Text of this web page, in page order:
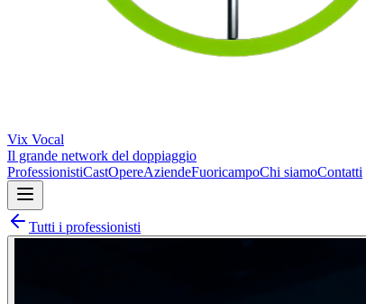
Vix Vocal
Il grande network del doppiaggio
ProfessionistiCastOpereAziendeFuoricampoChi siamoContatti
Tutti i professionisti